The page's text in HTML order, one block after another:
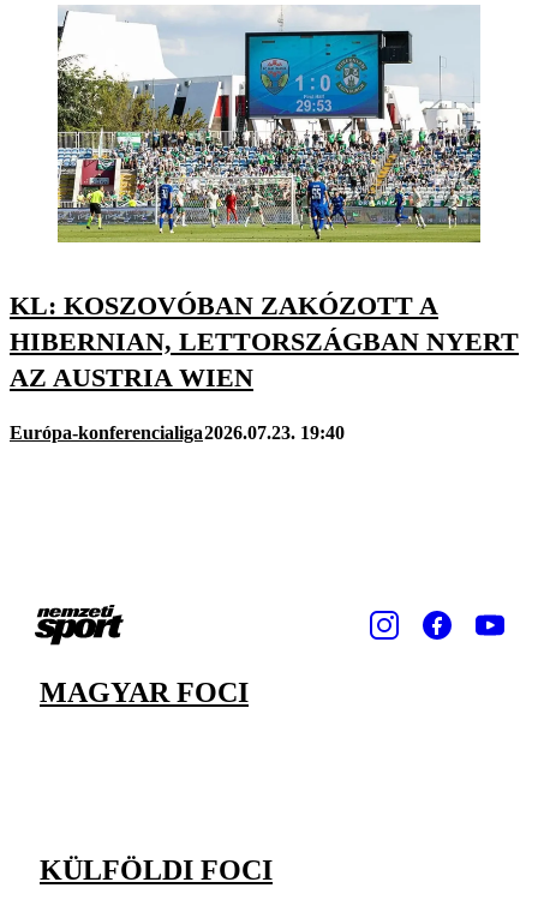
KL: KOSZOVÓBAN ZAKÓZOTT A
HIBERNIAN, LETTORSZÁGBAN NYERT
AZ AUSTRIA WIEN
Európa-konferencialiga2026.07.23. 19:40
MAGYAR FOCI
KÜLFÖLDI FOCI